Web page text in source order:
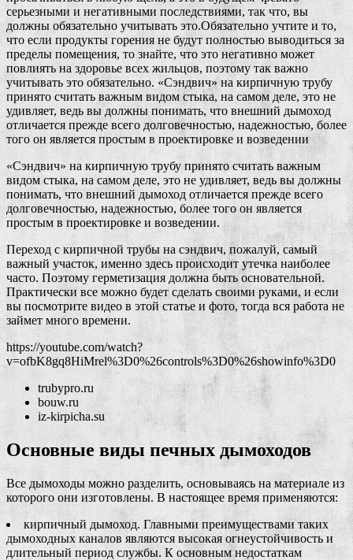
серьезными и негативными последствиями, так что, вы
должны обязательно учитывать это.Обязательно учтите и то,
что если продукты горения не будут полностью выводиться за
пределы помещения, то знайте, что это негативно может
повлиять на здоровье всех жильцов, поэтому так важно
учитывать это обязательно. «Сэндвич» на кирпичную трубу
принято считать важным видом стыка, на самом деле, это не
удивляет, ведь вы должны понимать, что внешний дымоход
отличается прежде всего долговечностью, надежностью, более
того он является простым в проектировке и возведении
«Сэндвич» на кирпичную трубу принято считать важным
видом стыка, на самом деле, это не удивляет, ведь вы должны
понимать, что внешний дымоход отличается прежде всего
долговечностью, надежностью, более того он является
простым в проектировке и возведении.
Переход с кирпичной трубы на сэндвич, пожалуй, самый
важный участок, именно здесь происходит утечка наиболее
часто. Поэтому герметизация должна быть основательной.
Практически все можно будет сделать своими руками, и если
вы посмотрите видео в этой статье и фото, тогда вся работа не
займет много времени.
https://youtube.com/watch?
v=ofbK8gq8HiMrel%3D0%26controls%3D0%26showinfo%3D0
trubypro.ru
bouw.ru
iz-kirpicha.su
Основные виды печных дымоходов
Все дымоходы можно разделить, основываясь на материале из
которого они изготовлены. В настоящее время применяются:
кирпичный дымоход. Главными преимуществами таких
дымоходных каналов являются высокая огнеустойчивость и
длительный период службы. К основным недостаткам